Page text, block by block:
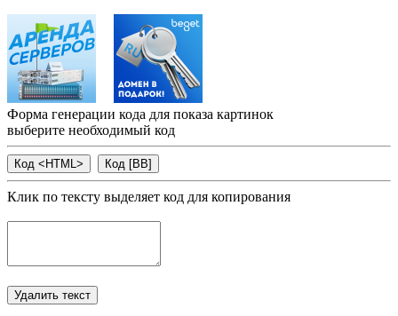
Форма генерации кода для показа картинок
выберите необходимый код
Клик по тексту выделяет код для копирования